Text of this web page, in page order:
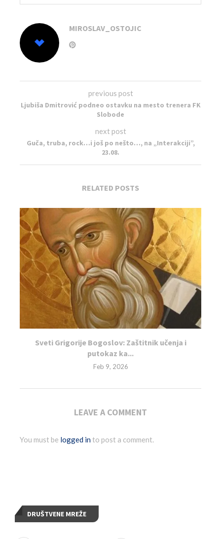
MIROSLAV_OSTOJIC
previous post
Ljubiša Dmitrović podneo ostavku na mesto trenera FK
Slobode
next post
Guča, truba, rock…i još po nešto…, na „Interakciji”,
23.08.
RELATED POSTS
Sveti Grigorije Bogoslov: Zaštitnik učenja i
putokaz ka...
Feb 9, 2026
LEAVE A COMMENT
You must be logged into post a comment.
DRUŠTVENE MREŽE